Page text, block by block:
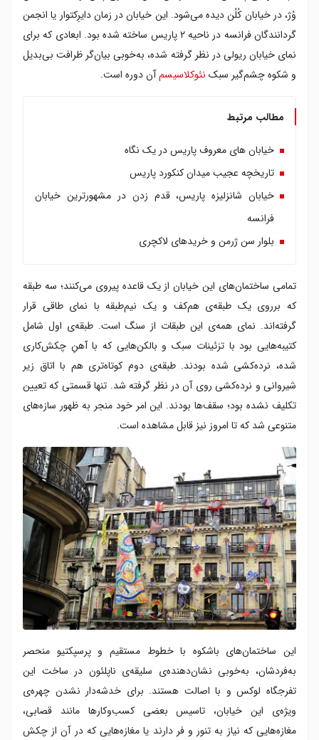
وُژ، در خیابان کُلُن دیده می‌شود. این خیابان در زمان دایرِکتوار یا انجمن
گردانندگان فرانسه در ناحیه ۲ پاریس ساخته شده بود. ابعادی که برای
نمای خیابان ریولی در نظر گرفته شده، به‌خوبی بیان‌گر ظرافت بی‌بدیل
و شکوه چشم‌گیر سبک نئوکلاسیسمآن دوره است.
مطالب مرتبط
خیابان های معروف پاریس در یک نگاه
تاریخچه‌ عجیب میدان کنکورد پاریس
خیابان شانزلیزه پاریس، قدم زدن در مشهورترین خیابان
فرانسه
بلوار سن ژرمن و خریدهای لاکچری
تمامی ساختمان‌های این خیابان از یک قاعده پیروی می‌کنند؛ سه طبقه
که برروی یک طبقه‌ی هم‌کف و یک نیم‌طبقه با نمای طاقی قرار
گرفته‌اند. نمای همه‌ی این طبقات از سنگ است. طبقه‌ی اول شامل
کتیبه‌هایی بود با تزئینات سبک و بالکن‌هایی که با آهنِ چکش‌کاری
شده، نرده‌کشی شده بودند. طبقه‌ی دوم کوتاه‌تری هم با اتاق زیر
شیروانی و نرده‌کشی روی آن در نظر گرفته شد. تنها قسمتی که تعیین
تکلیف نشده بود؛ سقف‌ها بودند. این امر خود منجر به ظهور سازه‌های
متنوعی شد که تا امروز نیز قابل مشاهده است.
این ساختمان‌های باشکوه با خطوط مستقیم و پرسپکتیو منحصر
به‌فردشان، به‌خوبی نشان‌دهنده‌ی‌ سلیقه‌ی ناپلئون در ساخت این
تفرجگاه لوکس و با اصالت هستند. برای خدشه‌دار نشدن چهره‌ی
ویژه‌ی این خیابان، تاسیس بعضی کسب‌و‌کارها مانند قصابی،
مغازه‌هایی که نیاز به تنور و فر دارند یا مغازه‌هایی که در آن از چکش